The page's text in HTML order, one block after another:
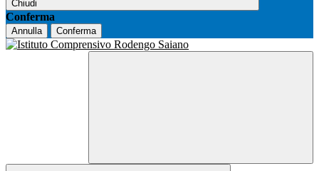
Chiudi
Conferma
Annulla Conferma